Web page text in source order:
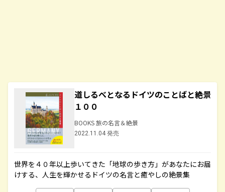
道しるべとなるドイツのことばと絶景
１００
BOOKS 旅の名言＆絶景
2022.11.04 発売
世界を４０年以上歩いてきた「地球の歩き方」があなたにお届
けする、人生を輝かせるドイツの名言と癒やしの絶景集